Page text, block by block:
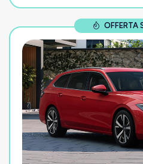
OFFERTA